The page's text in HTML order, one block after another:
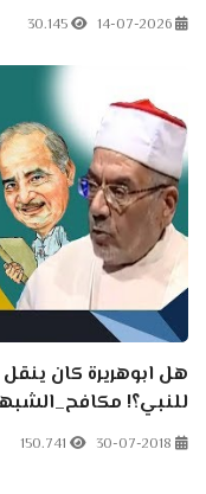
14-07-2026
30.145
هل ابوهريرة كان
للنبي؟!
30-07-2018
150.741